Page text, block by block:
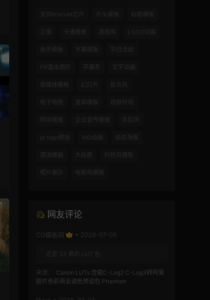
支持Intel+M芯片 片头模板 标题模板
三维 卡通模板 游戏风 LOGO动画
商务模板 字幕模板 节日活动
PR基本图形 字幕条 文字动画
自媒体模板 幻灯片 复古风
电子相册 竖屏模板 视频开场
转场模板 企业宣传模板 手绘风
pr logo模板 MG动画 动态海报
潮流模板 大标题 科技风模板
照片展示 电影风模板
网友评论
CG模板网 • 2026-07-05
这是 33 格的 LUT 包
来源：
Canon LUTs 佳能C-Log2 C-Log3转阿莱
胶片色彩商业调色预设包 Phantom